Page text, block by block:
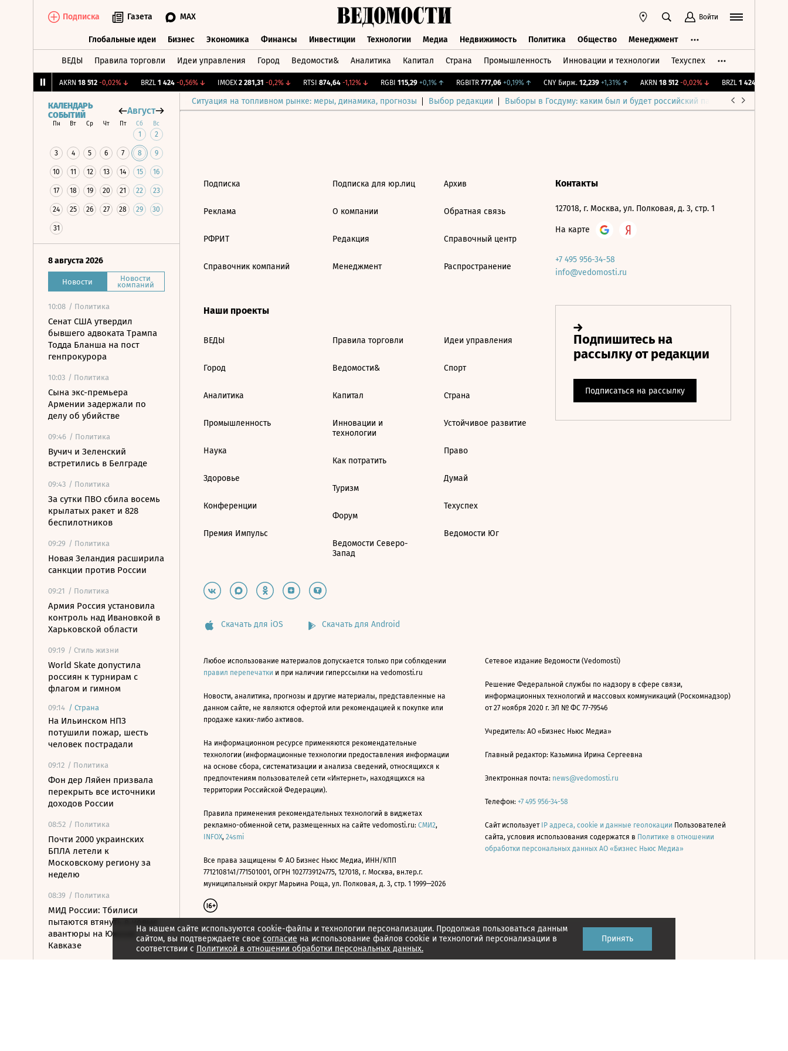
Подписка Газета MAX Войти
Глобальные идеи Бизнес Экономика Финансы Инвестиции Технологии Медиа Недвижимость Политика Общество Менеджмент
ВЕДЫ Правила торговли Идеи управления Город Ведомости& Аналитика Капитал Страна Промышленность Инновации и технологии Техуспех
AKRN 18 512 -0,02%↓ BRZL 1 424 -0,56%↓ IMOEX 2 281,31 -0,2%↓ RTSI 874,64 -1,12%↓ RGBI 115,29 +0,1%↑ RGBITR 777,06 +0,19%↑ CNY Бирж. 12,239 +1,31%↑ AKRN 18 512 -0,02%↓ BRZL 1 424 -0,56%
Ситуация на топливном рынке: меры, динамика, прогнозы Выбор редакции Выборы в Госдуму: каким был и будет российский парламент
КАЛЕНДАРЬ
СОБЫТИЙ
Август
Пн Вт Ср Чт Пт Сб Вс
1 2
3 4 5 6 7 8 9
10 11 12 13 14 15 16
17 18 19 20 21 22 23
24 25 26 27 28 29 30
31
8 августа 2026
Новости Новости
компаний
10:08 / Политика
Сенат США утвердил
бывшего адвоката Трампа
Тодда Бланша на пост
генпрокурора
10:03 / Политика
Сына экс-премьера
Армении задержали по
делу об убийстве
09:46 / Политика
Вучич и Зеленский
встретились в Белграде
09:43 / Политика
За сутки ПВО сбила восемь
крылатых ракет и 828
беспилотников
09:29 / Политика
Новая Зеландия расширила
санкции против России
09:21 / Политика
Армия Россия установила
контроль над Ивановкой в
Харьковской области
09:19 / Стиль жизни
World Skate допустила
россиян к турнирам с
флагом и гимном
09:14 / Страна
На Ильинском НПЗ
потушили пожар, шесть
человек пострадали
09:12 / Политика
Фон дер Ляйен призвала
перекрыть все источники
доходов России
08:52 / Политика
Почти 2000 украинских
БПЛА летели к
Московскому региону за
неделю
08:39 / Политика
МИД России: Тбилиси
пытаются втянуть в новые
авантюры на Южном
Кавказе
На нашем сайте используются cookie-файлы и технологии персонализации. Продолжая пользоваться данным
сайтом, вы подтверждаете свое согласие на использование файлов cookie и технологий персонализации в
соответствии с Политикой в отношении обработки персональных данных.
Принять
Подписка
Реклама
РФРИТ
Справочник компаний
Подписка для юр.лиц
О компании
Редакция
Менеджмент
Архив
Обратная связь
Справочный центр
Распространение
Наши проекты
ВЕДЫ
Город
Аналитика
Промышленность
Наука
Здоровье
Конференции
Премия Импульс
Правила торговли
Ведомости&
Капитал
Инновации и
технологии
Как потратить
Туризм
Форум
Ведомости Северо-
Запад
Идеи управления
Спорт
Страна
Устойчивое развитие
Право
Думай
Техуспех
Ведомости Юг
Контакты
127018, г. Москва, ул. Полковая, д. 3, стр. 1
На карте
+7 495 956-34-58
info@vedomosti.ru
Скачать для iOS Скачать для Android
Любое использование материалов допускается только при соблюдении
правил перепечатки и при наличии гиперссылки на vedomosti.ru
Новости, аналитика, прогнозы и другие материалы, представленные на
данном сайте, не являются офертой или рекомендацией к покупке или
продаже каких-либо активов.
На информационном ресурсе применяются рекомендательные
технологии (информационные технологии предоставления информации
на основе сбора, систематизации и анализа сведений, относящихся к
предпочтениям пользователей сети «Интернет», находящихся на
территории Российской Федерации).
Правила применения рекомендательных технологий в виджетах
рекламно-обменной сети, размещенных на сайте vedomosti.ru: СМИ2,
INFOX, 24smi
Все права защищены © АО Бизнес Ньюс Медиа, ИНН/КПП
7712108141/771501001, ОГРН 1027739124775, 127018, г. Москва, вн.тер.г.
муниципальный округ Марьина Роща, ул. Полковая, д. 3, стр. 1 1999—2026
Сетевое издание Ведомости (Vedomosti)
Решение Федеральной службы по надзору в сфере связи,
информационных технологий и массовых коммуникаций (Роскомнадзор)
от 27 ноября 2020 г. ЭЛ № ФС 77-79546
Учредитель: АО «Бизнес Ньюс Медиа»
Главный редактор: Казьмина Ирина Сергеевна
Электронная почта: news@vedomosti.ru
Телефон: +7 495 956-34-58
Сайт использует IP адреса, cookie и данные геолокации Пользователей
сайта, условия использования содержатся в Политике в отношении
обработки персональных данных АО «Бизнес Ньюс Медиа»